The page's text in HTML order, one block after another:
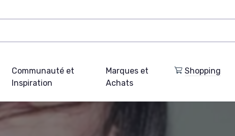
Communauté et
Inspiration
Marques et
Achats
Shopping